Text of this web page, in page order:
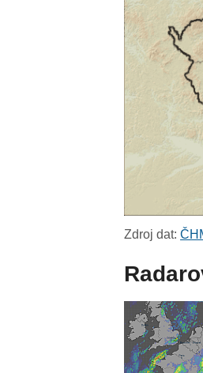
Zdroj dat: